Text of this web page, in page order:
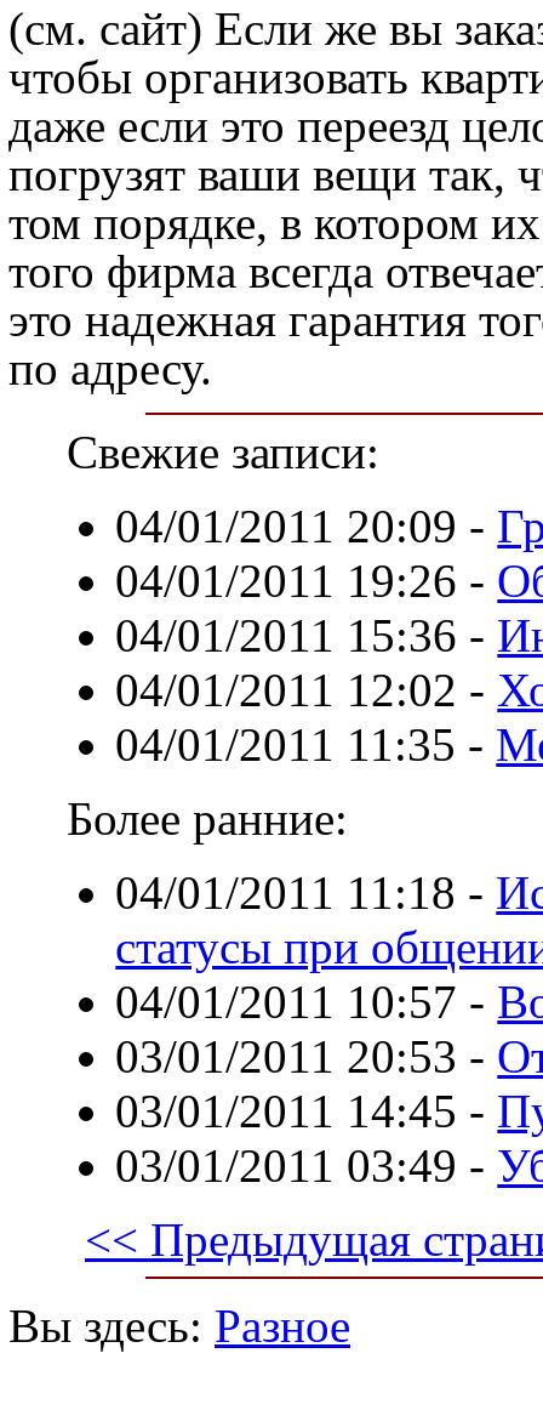
(см. сайт) Если же вы
чтобы организовать
даже если это переезд
погрузят ваши вещи так,
том порядке, в котором
того фирма всегда
это надежная гарантия
по адресу.
Свежие записи:
04/01/2011 20:09 -
04/01/2011 19:26 -
04/01/2011 15:36 -
04/01/2011 12:02 -
04/01/2011 11:35 -
Более ранние:
04/01/2011 11:18 -
статусы при
04/01/2011 10:57 -
03/01/2011 20:53 -
03/01/2011 14:45 -
03/01/2011 03:49 -
<< Предыдущая
Вы здесь: Разное